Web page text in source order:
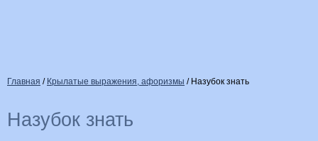
Главная / Крылатые выражения, афоризмы / Назубок знать
Назубок знать